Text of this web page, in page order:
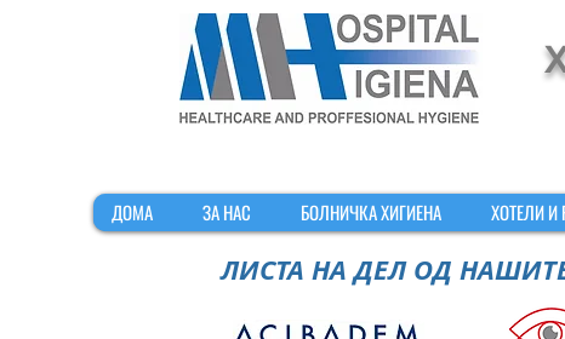
ДОМА ЗА НАС БОЛНИЧКА ХИГИЕНА ХОТЕЛИ И
ЛИСТА НА ДЕЛ ОД